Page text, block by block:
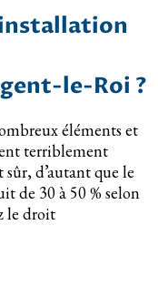
installation
le-Roi ?
éléments et
terriblement
d’autant que le
de 30 à 50 % selon
le droit